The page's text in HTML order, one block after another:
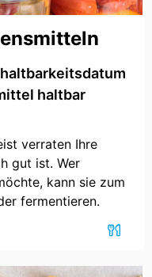
haltbar
verraten Ihre
gut ist. Wer
kann sie zum
fermentieren.